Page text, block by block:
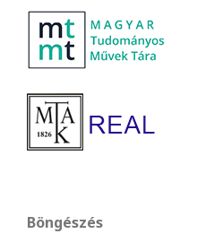
Böngészés